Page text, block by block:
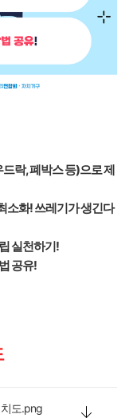
락, 폐박스 등)으로 제
소화! 쓰레기가 생긴다
실천하기!
공유!
도.png